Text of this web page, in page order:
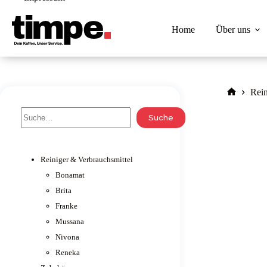
Inhalt
springen
Home Über uns
Suche
Reiniger & Verbrauchsmittel
Bonamat
Brita
Franke
Mussana
Nivona
Reneka